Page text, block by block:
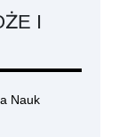
I
Nauk